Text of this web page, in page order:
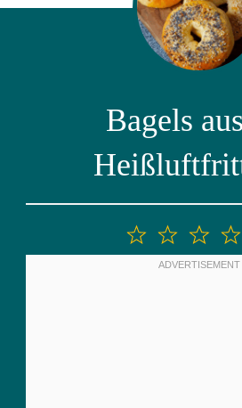
Bagels
3
2
Sterne
1
Stern